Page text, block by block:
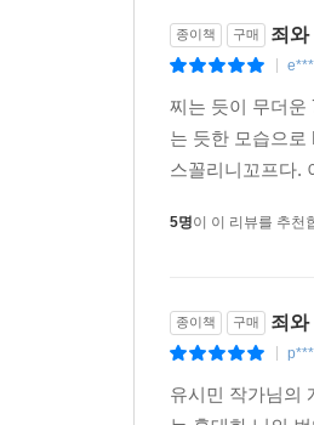
종이책 구매 죄와
찌는 듯이 무더운
는 듯한 모습으로
스꼴리니꼬프다.
5명이 이 리뷰를 추천
종이책 구매 죄와
유시민 작가님의